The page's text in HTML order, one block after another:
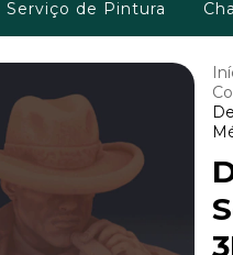
Serviço de Pintura